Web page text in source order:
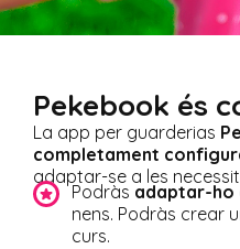
Pekebook és
La app per guarderias
completament
adaptar-se a les
Podràs adaptar-ho
nens. Podràs crear
curs.